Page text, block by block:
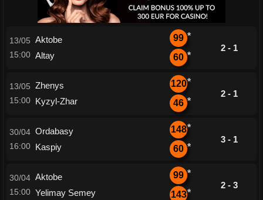
13/05
15:00
Aktobe
Altay
99 *
60 *
2 - 1
13/05
15:00
Zhenys
Kyzyl-Zhar
120*
46 *
2 - 1
30/04
16:00
Ordabasy
Kaspiy
148*
60 *
3 - 1
30/04
15:00
Aktobe
Yelimay Semey
99 *
143*
2 - 3